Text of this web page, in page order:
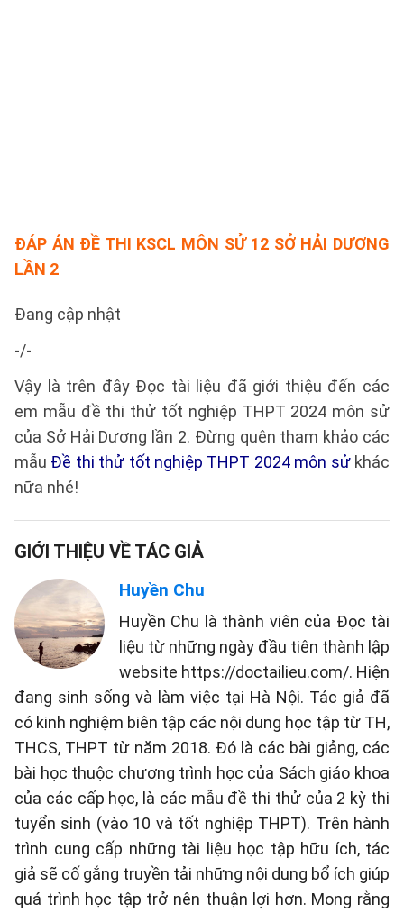
ĐÁP ÁN ĐỀ THI KSCL MÔN SỬ 12 SỞ HẢI DƯƠNG
LẦN 2
Đang cập nhật
-/-
Vậy là trên đây Đọc tài liệu đã giới thiệu đến các
em mẫu đề thi thử tốt nghiệp THPT 2024 môn sử
của Sở Hải Dương lần 2. Đừng quên tham khảo các
mẫu Đề thi thử tốt nghiệp THPT 2024 môn sửkhác
nữa nhé!
GIỚI THIỆU VỀ TÁC GIẢ
Huyền Chu
Huyền Chu là thành viên của Đọc tài
liệu từ những ngày đầu tiên thành lập
website https://doctailieu.com/. Hiện
đang sinh sống và làm việc tại Hà Nội. Tác giả đã
có kinh nghiệm biên tập các nội dung học tập từ TH,
THCS, THPT từ năm 2018. Đó là các bài giảng, các
bài học thuộc chương trình học của Sách giáo khoa
của các cấp học, là các mẫu đề thi thử của 2 kỳ thi
tuyển sinh (vào 10 và tốt nghiệp THPT). Trên hành
trình cung cấp những tài liệu học tập hữu ích, tác
giả sẽ cố gắng truyền tải những nội dung bổ ích giúp
quá trình học tập trở nên thuận lợi hơn. Mong rằng